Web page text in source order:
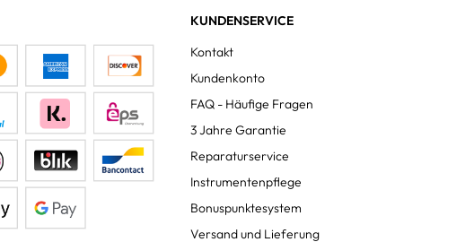
KUNDENSERVICE
Kontakt
Kundenkonto
FAQ - Häufige Fragen
3 Jahre Garantie
Reparaturservice
Instrumentenpflege
Bonuspunktesystem
Versand und Lieferung